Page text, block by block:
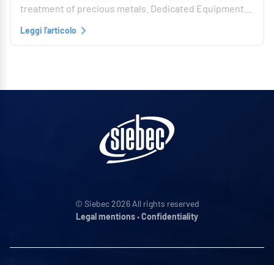
treatment of precious metals. Dedicated Equipment…
Leggi l'articolo
© Siebec 2026 All rights reserved
Legal mentions•Confidentiality